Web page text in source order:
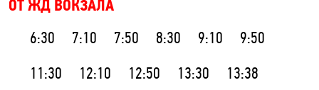
ОТ ЖД ВОКЗАЛА
6:30 7:10 7:50 8:30 9:10
9:50
11:30
12:10 12:50 13:30
13:38